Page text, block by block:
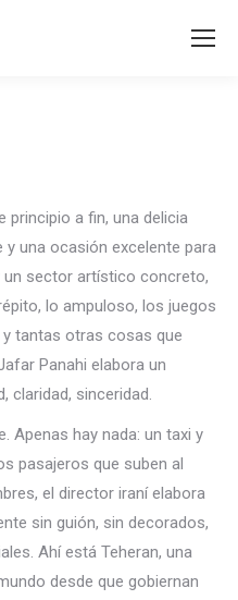
principio a fin, una delicia
y una ocasión excelente para
un sector artístico concreto,
lo ampuloso, los juegos
tantas otras cosas que
Panahi elabora un
claridad, sinceridad.
Apenas hay nada: un taxi y
pasajeros que suben al
el director iraní elabora
sin guión, sin decorados,
Ahí está Teheran, una
desde que gobiernan